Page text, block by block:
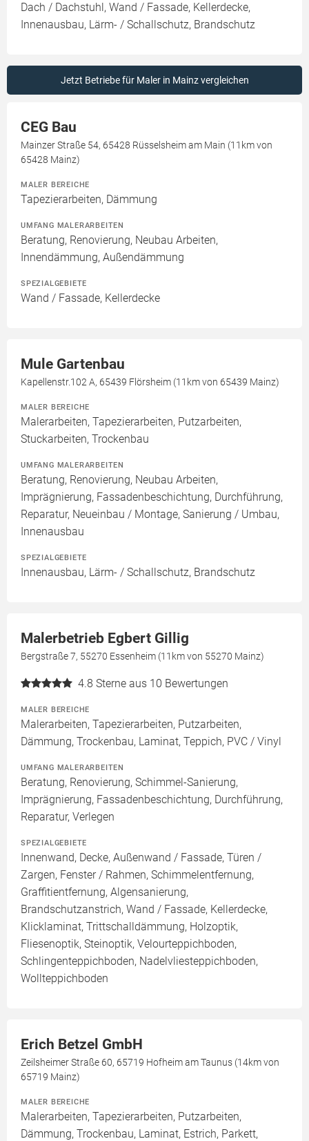
Dach / Dachstuhl, Wand / Fassade, Kellerdecke,
Innenausbau, Lärm- / Schallschutz, Brandschutz
Jetzt Betriebe für Maler in Mainz vergleichen
CEG Bau
Mainzer Straße 54, 65428 Rüsselsheim am Main (11km von
65428 Mainz)
MALER BEREICHE
Tapezierarbeiten, Dämmung
UMFANG MALERARBEITEN
Beratung, Renovierung, Neubau Arbeiten,
Innendämmung, Außendämmung
SPEZIALGEBIETE
Wand / Fassade, Kellerdecke
Mule Gartenbau
Kapellenstr.102 A, 65439 Flörsheim (11km von 65439 Mainz)
MALER BEREICHE
Malerarbeiten, Tapezierarbeiten, Putzarbeiten,
Stuckarbeiten, Trockenbau
UMFANG MALERARBEITEN
Beratung, Renovierung, Neubau Arbeiten,
Imprägnierung, Fassadenbeschichtung, Durchführung,
Reparatur, Neueinbau / Montage, Sanierung / Umbau,
Innenausbau
SPEZIALGEBIETE
Innenausbau, Lärm- / Schallschutz, Brandschutz
Malerbetrieb Egbert Gillig
Bergstraße 7, 55270 Essenheim (11km von 55270 Mainz)
4.8 Sterne aus 10 Bewertungen
MALER BEREICHE
Malerarbeiten, Tapezierarbeiten, Putzarbeiten,
Dämmung, Trockenbau, Laminat, Teppich, PVC / Vinyl
UMFANG MALERARBEITEN
Beratung, Renovierung, Schimmel-Sanierung,
Imprägnierung, Fassadenbeschichtung, Durchführung,
Reparatur, Verlegen
SPEZIALGEBIETE
Innenwand, Decke, Außenwand / Fassade, Türen /
Zargen, Fenster / Rahmen, Schimmelentfernung,
Graffitientfernung, Algensanierung,
Brandschutzanstrich, Wand / Fassade, Kellerdecke,
Klicklaminat, Trittschalldämmung, Holzoptik,
Fliesenoptik, Steinoptik, Velourteppichboden,
Schlingenteppichboden, Nadelvliesteppichboden,
Wollteppichboden
Erich Betzel GmbH
Zeilsheimer Straße 60, 65719 Hofheim am Taunus (14km von
65719 Mainz)
MALER BEREICHE
Malerarbeiten, Tapezierarbeiten, Putzarbeiten,
Dämmung, Trockenbau, Laminat, Estrich, Parkett,